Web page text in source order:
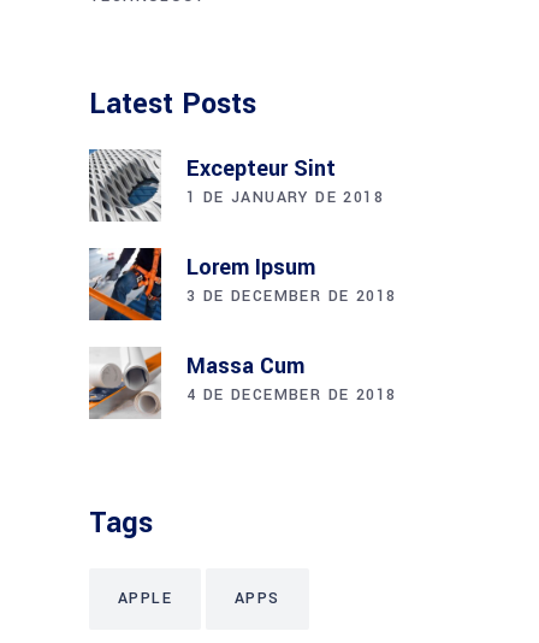
Latest Posts
Excepteur Sint
1 DE JANUARY DE 2018
Lorem Ipsum
3 DE DECEMBER DE 2018
Massa Cum
4 DE DECEMBER DE 2018
Tags
APPLE APPS